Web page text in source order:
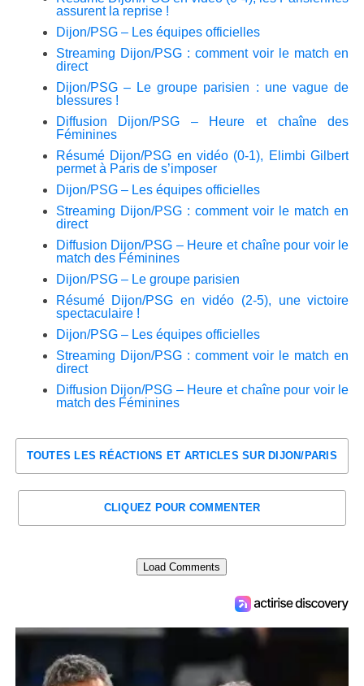
assurent la reprise !
Dijon/PSG – Les équipes officielles
Streaming Dijon/PSG : comment voir le match en
direct
Dijon/PSG – Le groupe parisien : une vague de
blessures !
Diffusion Dijon/PSG – Heure et chaîne des
Féminines
Résumé Dijon/PSG en vidéo (0-1), Elimbi Gilbert
permet à Paris de s’imposer
Dijon/PSG – Les équipes officielles
Streaming Dijon/PSG : comment voir le match en
direct
Diffusion Dijon/PSG – Heure et chaîne pour voir le
match des Féminines
Dijon/PSG – Le groupe parisien
Résumé Dijon/PSG en vidéo (2-5), une victoire
spectaculaire !
Dijon/PSG – Les équipes officielles
Streaming Dijon/PSG : comment voir le match en
direct
Diffusion Dijon/PSG – Heure et chaîne pour voir le
match des Féminines
TOUTES LES RÉACTIONS ET ARTICLES SUR DIJON/PARIS
CLIQUEZ POUR COMMENTER
Load Comments